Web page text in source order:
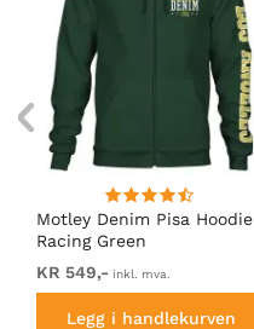
Motley Denim Pisa Hoodie
Racing Green
KR 549,- inkl. mva.
Legg i handlekurven